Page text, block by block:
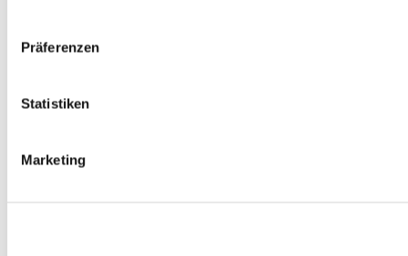
Präferenzen
Statistiken
Marketing